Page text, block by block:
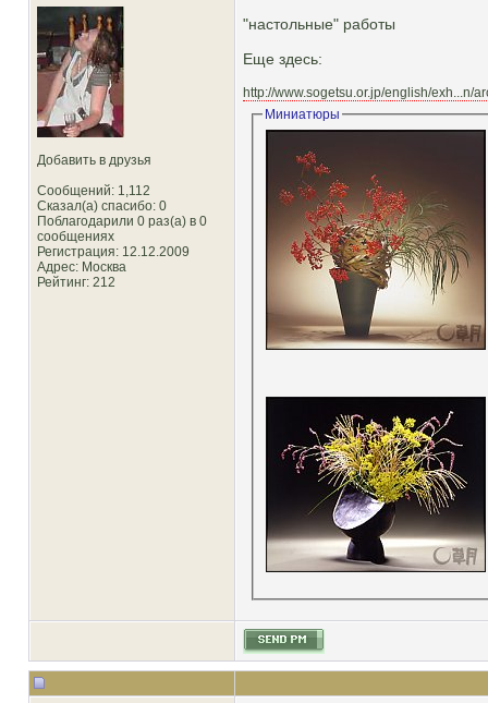
Добавить в друзья
Сообщений: 1,112
Сказал(а) спасибо: 0
Поблагодарили 0 раз(а) в 0
сообщениях
Регистрация: 12.12.2009
Адрес: Москва
Рейтинг: 212
"настольные" работы
Еще здесь:
http://www.sogetsu.or.jp/english/exh...n/
Миниатюры